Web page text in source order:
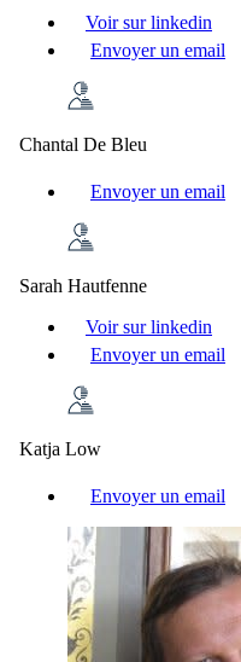
Voir sur linkedin
Envoyer un email
Chantal De Bleu
Envoyer un email
Sarah Hautfenne
Voir sur linkedin
Envoyer un email
Katja Low
Envoyer un email